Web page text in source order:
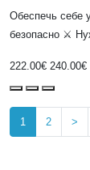
Обеспечь себе
безопасно ⚔️
222.00€ 240.00€
1 2 >